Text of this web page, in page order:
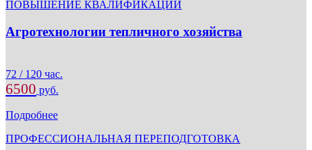
ПОВЫШЕНИЕ КВАЛИФИКАЦИИ
Агротехнологии тепличного хозяйства
72 / 120 час.
6500 руб.
Подробнее
ПРОФЕССИОНАЛЬНАЯ ПЕРЕПОДГОТОВКА